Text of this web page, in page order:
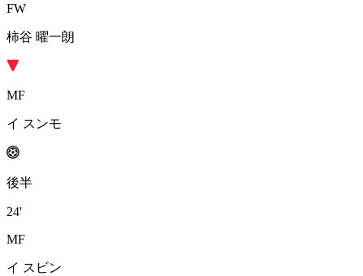
FW
柿谷 曜一朗
MF
イ スンモ
後半
24'
MF
イ スビン